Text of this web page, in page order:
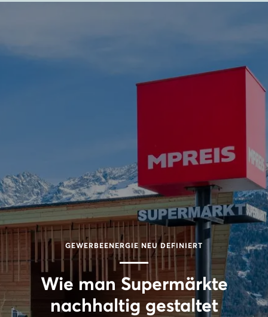
GEWERBEENERGIE NEU DEFINIERT
Wie man Supermärkte
nachhaltig gestaltet